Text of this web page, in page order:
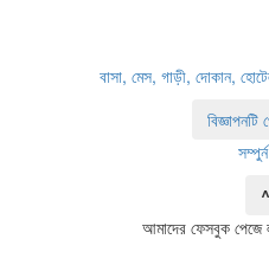
বাসা, মেস, গাড়ী, দোকান,
^
আমাদের ফেসবুক পেজে